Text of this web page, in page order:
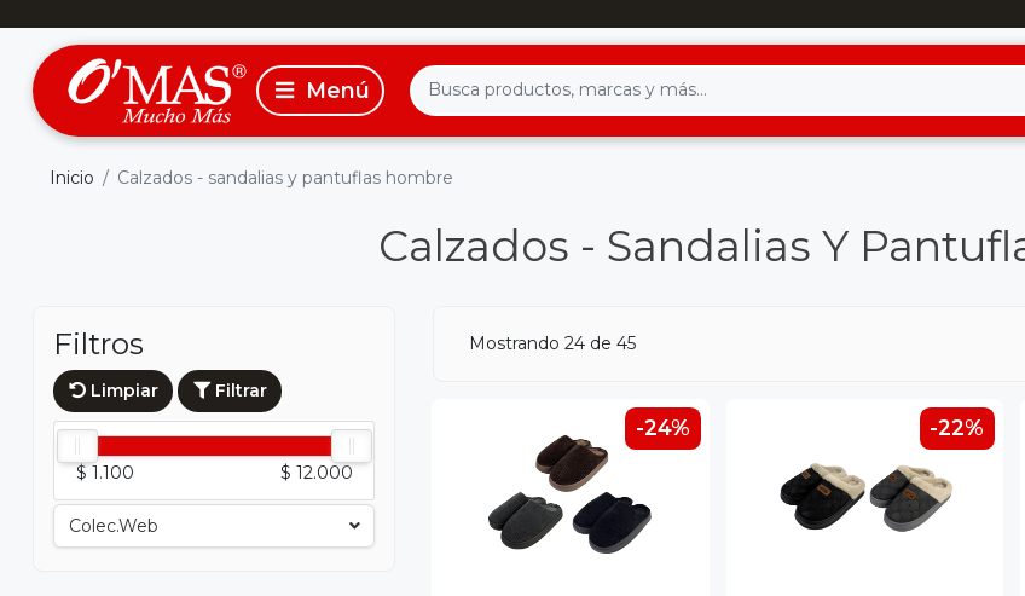
Inicio Calzados - sandalias y pantuflas hombre
Calzados - Sandalias Y
Filtros
Limpiar Filtrar
$ 1.100 $ 12.000
Colec.web
Mostrando 24 de 45
-24% -22%